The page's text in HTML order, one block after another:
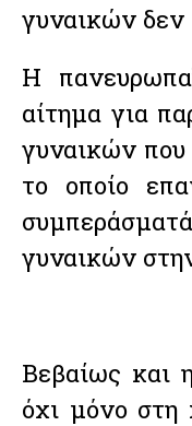
γυναικών δεν
Η
αίτημα για
γυναικών που
το οποίο
γυναικών
Βεβαίως και
όχι μόνο στη